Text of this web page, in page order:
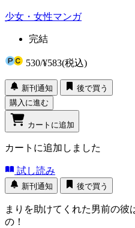
少女・女性マンガ
完結
530/¥583(税込)
新刊通知
後で買う
購入に進む
カートに追加
カートに追加しました
試し読み
新刊通知 後で買う
まりを助けてくれた男前の彼
の！